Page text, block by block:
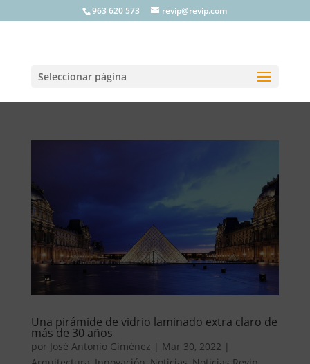
963 620 573 revip@revip.com
Seleccionar página
Una pirámide de vidrio laminado extra claro de
más de 30 años
por José Antonio Giménez | Mar 30, 2022 |